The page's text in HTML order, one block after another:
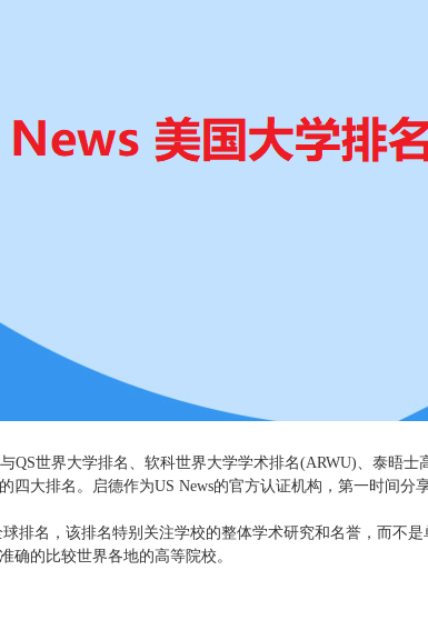
QS世界大学排名、软科世界大学学术排名(ARWU)、泰晤
四大排名。启德作为US News的官方认证机构，第一时间分
球排名，该排名特别关注学校的整体学术研究和名誉，而不
确的比较世界各地的高等院校。